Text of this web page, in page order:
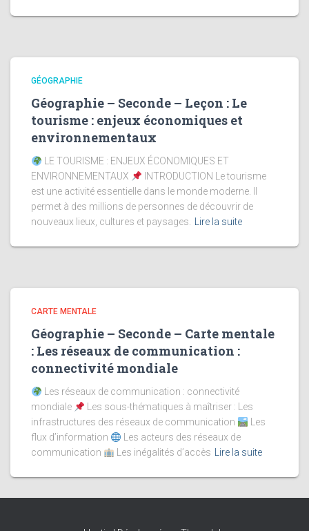
GÉOGRAPHIE
Géographie – Seconde – Leçon : Le
tourisme : enjeux économiques et
environnementaux
LE TOURISME : ENJEUX ÉCONOMIQUES ET
ENVIRONNEMENTAUX
INTRODUCTION Le tourisme
est une activité essentielle dans le monde moderne. Il
permet à des millions de personnes de découvrir de
nouveaux lieux, cultures et paysages. Lire la suite
CARTE MENTALE
Géographie – Seconde – Carte mentale
: Les réseaux de communication :
connectivité mondiale
Les réseaux de communication : connectivité
mondiale
Les sous-thématiques à maîtriser : Les
infrastructures des réseaux de communication
Les
flux d’information
Les acteurs des réseaux de
communication
Les inégalités d’accès Lire la suite